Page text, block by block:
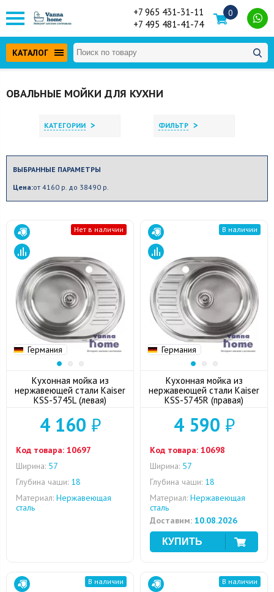
+7 965 431-31-11
+7 495 481-41-74
0
КАТАЛОГ
ОВАЛЬНЫЕ МОЙКИ ДЛЯ КУХНИ
КАТЕГОРИИ > ФИЛЬТР >
ВЫБРАННЫЕ ПАРАМЕТРЫ
Цена:от 4160 р. до 38490 р.
Германия
Нет в наличии
Кухонная мойка из
нержавеющей стали Kaiser
KSS-5745L (левая)
4 160 ₽
Код товара: 10697
Ширина: 57
Глубина чаши: 18
Материал: Нержавеющая
сталь
Германия
В наличии
Кухонная мойка из
нержавеющей стали Kaiser
KSS-5745R (правая)
4 590 ₽
Код товара: 10698
Ширина: 57
Глубина чаши: 18
Материал: Нержавеющая
сталь
Доставим: 10.08.2026
В наличии В наличии